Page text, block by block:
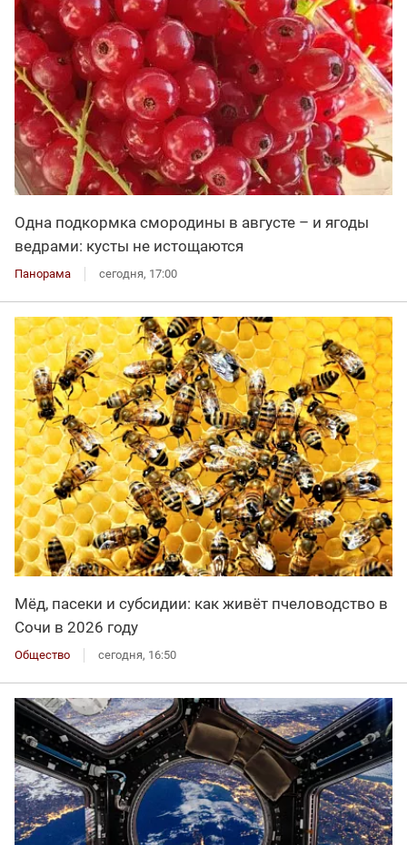
Одна подкормка смородины в августе – и ягоды
ведрами: кусты не истощаются
Панорама сегодня, 17:00
Мёд, пасеки и субсидии: как живёт пчеловодство в
Сочи в 2026 году
Общество сегодня, 16:50